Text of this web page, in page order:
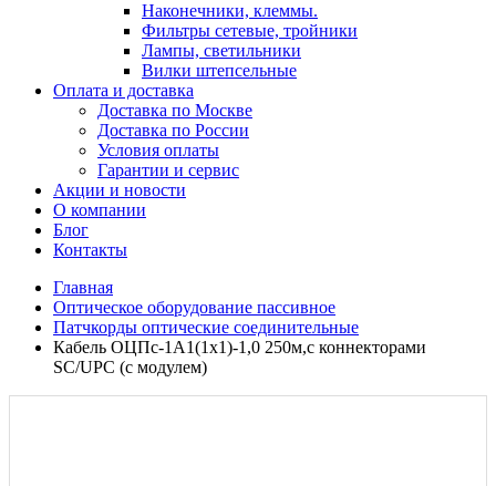
Наконечники, клеммы.
Фильтры сетевые, тройники
Лампы, светильники
Вилки штепсельные
Оплата и доставка
Доставка по Москве
Доставка по России
Условия оплаты
Гарантии и сервис
Акции и новости
О компании
Блог
Контакты
Главная
Оптическое оборудование пассивное
Патчкорды оптические соединительные
Кабель ОЦПс-1А1(1х1)-1,0 250м,c коннекторами
SC/UPC (с модулем)